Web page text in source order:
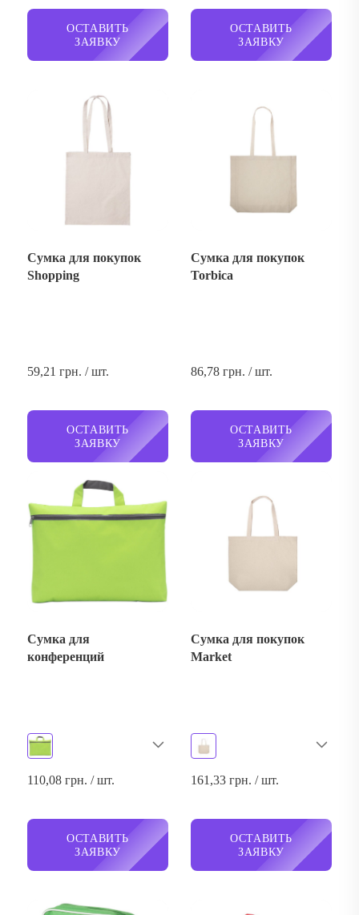
ОСТАВИТЬ
ЗАЯВКУ
ОСТАВИТЬ
ЗАЯВКУ
Сумка для покупок
Shopping
59,21 грн. / шт.
ОСТАВИТЬ
ЗАЯВКУ
Сумка для покупок
Torbica
86,78 грн. / шт.
ОСТАВИТЬ
ЗАЯВКУ
Сумка для
конференций
110,08 грн. / шт.
ОСТАВИТЬ
ЗАЯВКУ
Сумка для покупок
Market
161,33 грн. / шт.
ОСТАВИТЬ
ЗАЯВКУ